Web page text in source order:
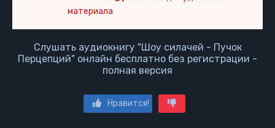
материала
Слушать аудиокнигу "Шоу силачей - Пучок
Перцепций" онлайн бесплатно без регистрации -
полная версия
Нравится!